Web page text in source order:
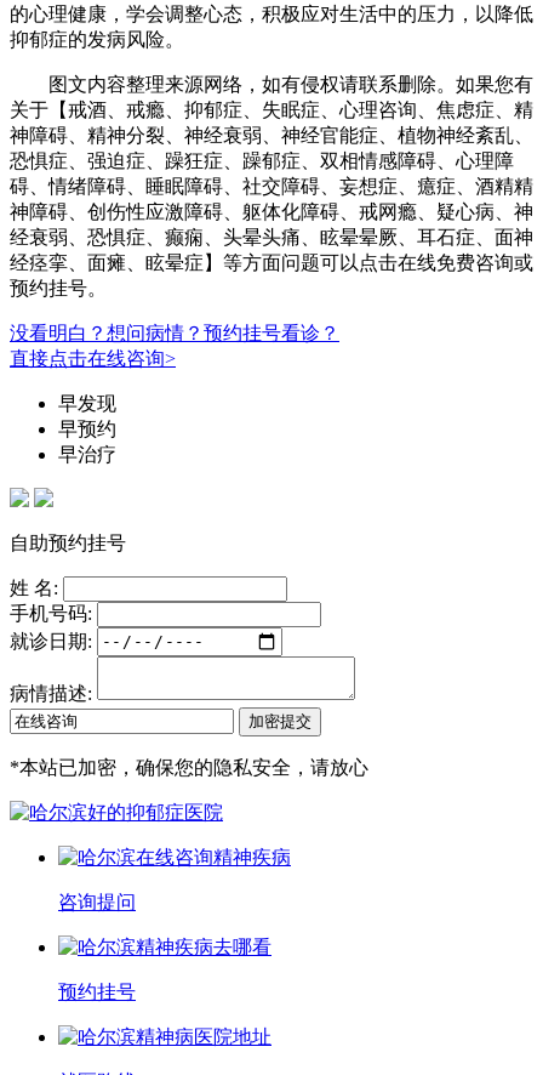
的心理健康，学会调整心态，积极应对生活中的压力，以降低
抑郁症的发病风险。
图文内容整理来源网络，如有侵权请联系删除。如果您有
关于【戒酒、戒瘾、抑郁症、失眠症、心理咨询、焦虑症、精
神障碍、精神分裂、神经衰弱、神经官能症、植物神经紊乱、
恐惧症、强迫症、躁狂症、躁郁症、双相情感障碍、心理障
碍、情绪障碍、睡眠障碍、社交障碍、妄想症、癔症、酒精精
神障碍、创伤性应激障碍、躯体化障碍、戒网瘾、疑心病、神
经衰弱、恐惧症、癫痫、头晕头痛、眩晕晕厥、耳石症、面神
经痉挛、面瘫、眩晕症】等方面问题可以点击在线免费咨询或
预约挂号。
没看明白？想问病情？预约挂号看诊？
直接点击在线咨询>
早发现
早预约
早治疗
自助预约挂号
姓 名:
手机号码:
就诊日期:
病情描述:
*本站已加密，确保您的隐私安全，请放心
咨询提问
预约挂号